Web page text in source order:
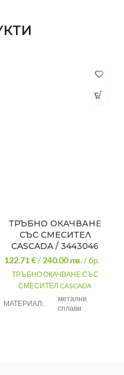
ТРЪБНО ОКАЧВАНЕ
СЪС СМЕСИТЕЛ
CASCADA / 3443046
122.71 €/240.00лв./ бр.
ТРЪБНО ОКАЧВАНЕ СЪС
СМЕСИТЕЛ CASCADA
МАТЕРИАЛ:
метални
сплави